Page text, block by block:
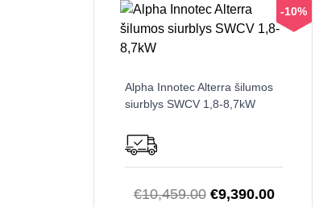
-10%
Alpha Innotec Alterra šilumos
siurblys SWCV 1,8-8,7kW
€10,459.00 Original
€9,390.00Current